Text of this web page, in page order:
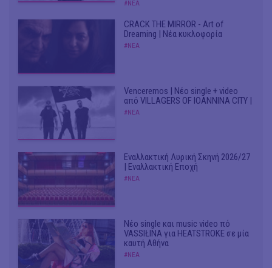
#ΝΕΑ
CRACK THE MIRROR - Art of
Dreaming | Νέα κυκλοφορία
#ΝΕΑ
Venceremos | Νέο single + video
από VILLAGERS OF IOANNINA CITY |
#ΝΕΑ
Εναλλακτική Λυρική Σκηνή 2026/27
| Εναλλακτική Εποχή
#ΝΕΑ
Νέο single και music video πό
VASSIŁINA για HEATSTROKE σε μία
καυτή Αθήνα
#ΝΕΑ